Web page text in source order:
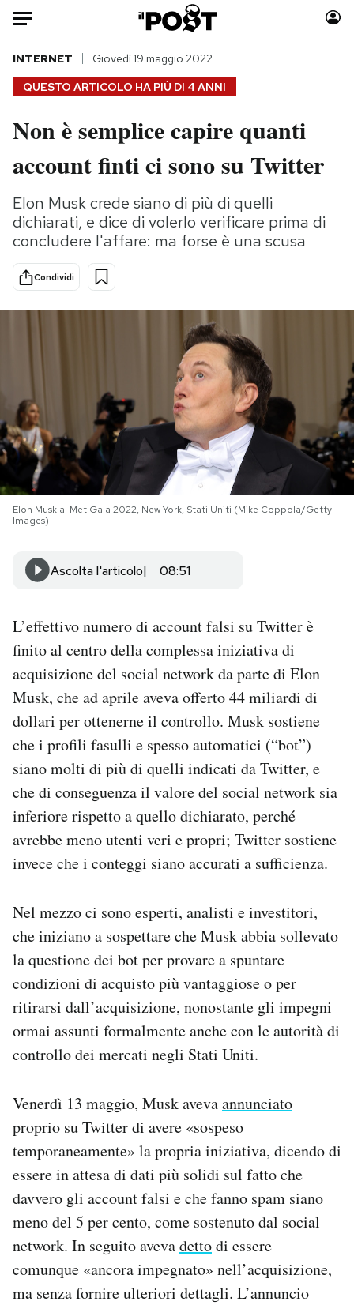
Auto
HOME
Italia
Politica
Tecnologia
Internet
Scienza
Cultura
Economia
Moda
Consumismi
Storie/Idee
Ok Boomer!
Media
NEWSLETTER
I MIEI PREFERITI
AREA PERSONALE
Area Personale
Newsletter
Notifiche mobile
Regala il Post
Hai bisogno di aiuto?
QUESTO ARTICOLO HA PIÙ DI 4 ANNI
INTERNET Giovedì 19 maggio 2022
Non è semplice capire quanti
account finti ci sono su Twitter
Elon Musk crede siano di più di quelli
dichiarati, e dice di volerlo verificare prima di
concludere l'affare: ma forse è una scusa
Condividi
Elon Musk al Met Gala 2022, New York, Stati Uniti (Mike Coppola/Getty
Images)
Ascolta l'articolo 08:51
L’effettivo numero di account falsi su Twitter è
finito al centro della complessa iniziativa di
acquisizione del social network da parte di Elon
Musk, che ad aprile aveva offerto 44 miliardi di
dollari per ottenerne il controllo. Musk sostiene
che i profili fasulli e spesso automatici (“bot”)
siano molti di più di quelli indicati da Twitter, e
che di conseguenza il valore del social network sia
inferiore rispetto a quello dichiarato, perché
avrebbe meno utenti veri e propri; Twitter sostiene
invece che i conteggi siano accurati a sufficienza.
Nel mezzo ci sono esperti, analisti e investitori,
che iniziano a sospettare che Musk abbia sollevato
la questione dei bot per provare a spuntare
condizioni di acquisto più vantaggiose o per
ritirarsi dall’acquisizione, nonostante gli impegni
ormai assunti formalmente anche con le autorità di
controllo dei mercati negli Stati Uniti.
Venerdì 13 maggio, Musk avevaannunciato
proprio su Twitter di avere «sospeso
temporaneamente» la propria iniziativa, dicendo di
essere in attesa di dati più solidi sul fatto che
davvero gli account falsi e che fanno spam siano
meno del 5 per cento, come sostenuto dal social
network. In seguito avevadettodi essere
comunque «ancora impegnato» nell’acquisizione,
ma senza fornire ulteriori dettagli. L’annuncio